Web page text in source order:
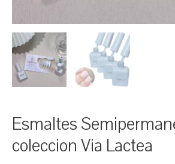
Esmaltes
coleccion Via Lactea